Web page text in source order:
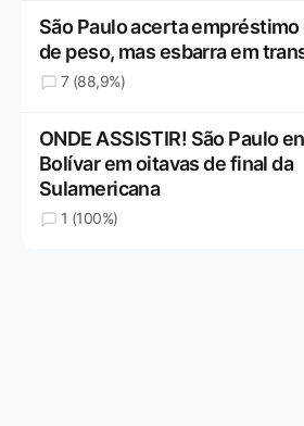
São Paulo acerta
de peso, mas esbarra em
7 (88,9%)
ONDE ASSISTIR! São Paulo
Bolívar em oitavas de final da
Sulamericana
1 (100%)